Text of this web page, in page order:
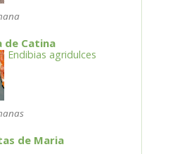
de Catina
Endibias agridulces
de Maria